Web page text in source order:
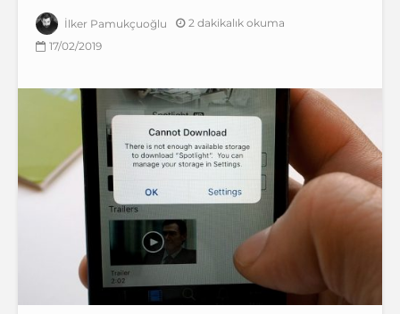
İlker Pamukçuoğlu
2 dakikalık okuma
17/02/2019